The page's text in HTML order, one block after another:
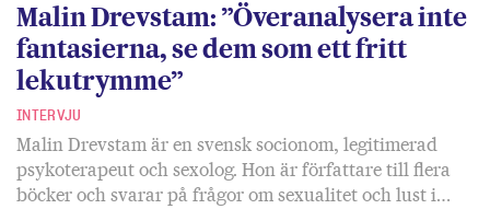
Malin Drevstam: ”Överanalysera inte
fantasierna, se dem som ett fritt
lekutrymme”
INTERVJU
Malin Drevstam är en svensk socionom, legitimerad
psykoterapeut och sexolog. Hon är författare till flera
böcker och svarar på frågor om sexualitet och lust i…